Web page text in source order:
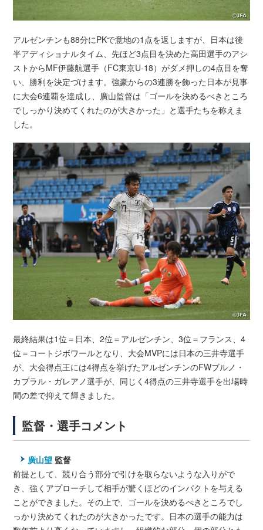
アルゼンチンも88分にPKで意地の1点を返しますが、日本は後
半アディショナルタイム、先ほど3点目を決めた高田選手のアシ
ストからMF伊藤航選手（FC東京U-18）がダメ押しの4点目を奪
い、勝利を決定づけます。強豪からの3連勝を飾った日本が見事
に大会6連覇を達成し、廣山監督は「ゴールを決めるべきところ
でしっかり決めてくれたのが大きかった」と選手たちを称えま
した。
最終結果は1位＝日本、2位＝アルゼンチン、3位＝フランス、4
位＝コートジボワールとなり、大会MVPには日本の三井寺選手
が、大会得点王には4得点を挙げたアルゼンチンのFWブルノ・
カブラル・ガレアノ選手が、同じく4得点の三井寺選手を出場時
間の差で抑えて輝きました。
監督・選手コメント
廣山望 監督
前提として、競り合う部分で引けを取らないような入りがで
き、強くアプローチして相手が驚くほどのインパクトを与える
ことができました。その上で、ゴールを決めるべきところでし
っかり決めてくれたのが大きかったです。日本の選手の能力は